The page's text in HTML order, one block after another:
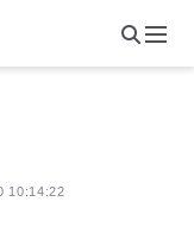
10:14:22